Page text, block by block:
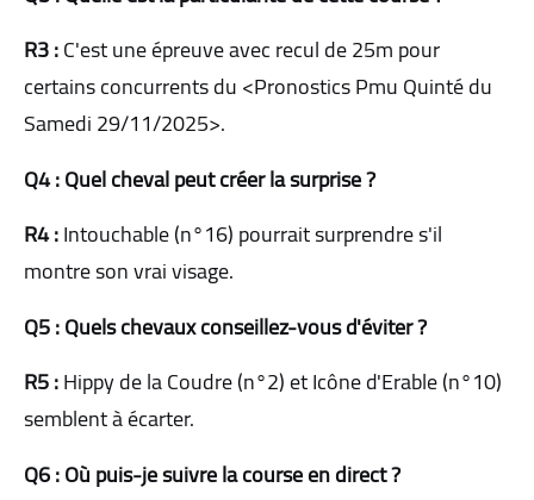
R3 :C'est une épreuve avec recul de 25m pour
certains concurrents du <Pronostics Pmu Quinté du
Samedi 29/11/2025>.
Q4 : Quel cheval peut créer la surprise ?
R4 :Intouchable (n°16) pourrait surprendre s'il
montre son vrai visage.
Q5 : Quels chevaux conseillez-vous d'éviter ?
R5 :Hippy de la Coudre (n°2) et Icône d'Erable (n°10)
semblent à écarter.
Q6 : Où puis-je suivre la course en direct ?